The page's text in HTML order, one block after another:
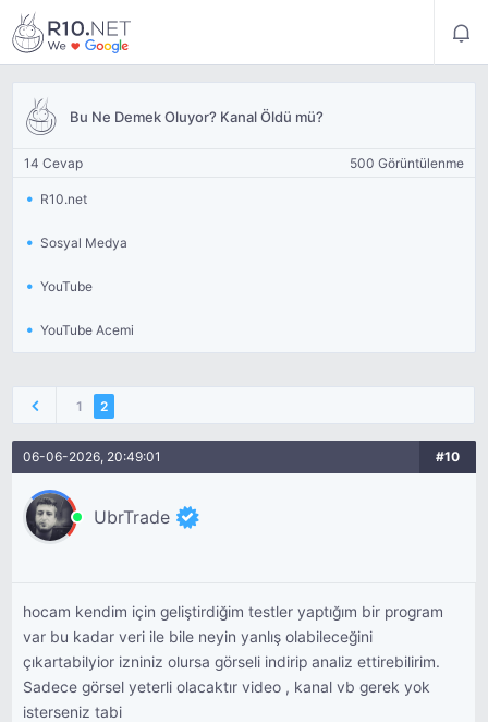
Bu Ne Demek Oluyor? Kanal Öldü mü?
14 Cevap 500 Görüntülenme
R10.net
Sosyal Medya
YouTube
YouTube Acemi
1 2
06-06-2026, 20:49:01 #10
UbrTrade
hocam kendim için geliştirdiğim testler yaptığım bir program
var bu kadar veri ile bile neyin yanlış olabileceğini
çıkartabilyior izniniz olursa görseli indirip analiz ettirebilirim.
Sadece görsel yeterli olacaktır video , kanal vb gerek yok
isterseniz tabi